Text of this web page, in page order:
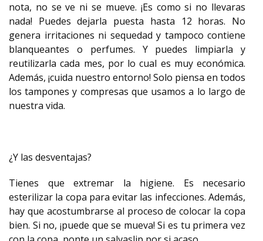
nota, no se ve ni se mueve. ¡Es como si no llevaras
nada! Puedes dejarla puesta hasta 12 horas. No
genera irritaciones ni sequedad y tampoco contiene
blanqueantes o perfumes. Y puedes limpiarla y
reutilizarla cada mes, por lo cual es muy económica.
Además, ¡cuida nuestro entorno! Solo piensa en todos
los tampones y compresas que usamos a lo largo de
nuestra vida.
¿Y las desventajas?
Tienes que extremar la higiene. Es necesario
esterilizar la copa para evitar las infecciones. Además,
hay que acostumbrarse al proceso de colocar la copa
bien. Si no, ¡puede que se mueva! Si es tu primera vez